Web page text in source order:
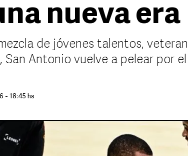
nueva era
de jóvenes talentos,
San Antonio vuelve a pelear por
- 18:45 hs